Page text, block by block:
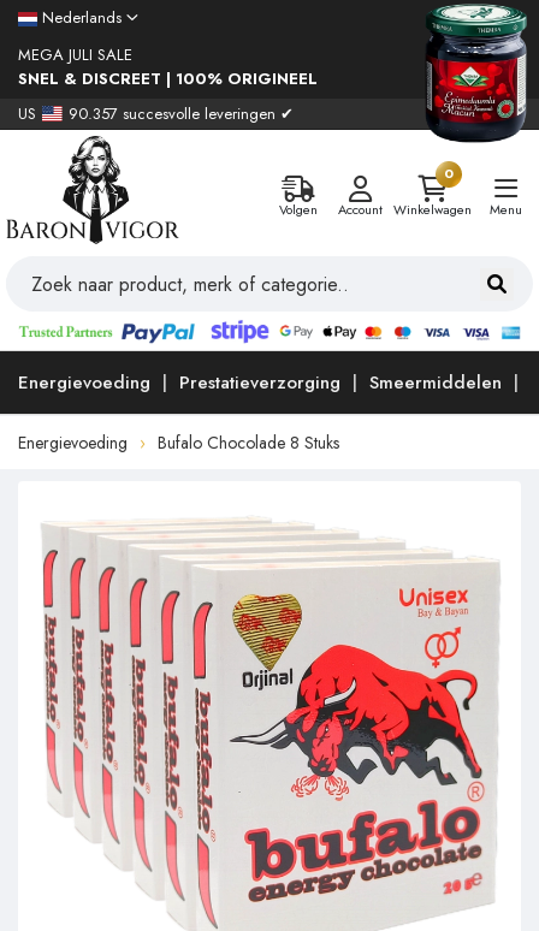
Nederlands
MEGA JULI SALE
SNEL & DISCREET | 100% ORIGINEEL
US
90.357 succesvolle leveringen ✔
Volgen Account
0
Winkelwagen
Menu
Energievoeding Prestatieverzorging Smeermiddelen
Energievoeding Bufalo Chocolade 8 Stuks